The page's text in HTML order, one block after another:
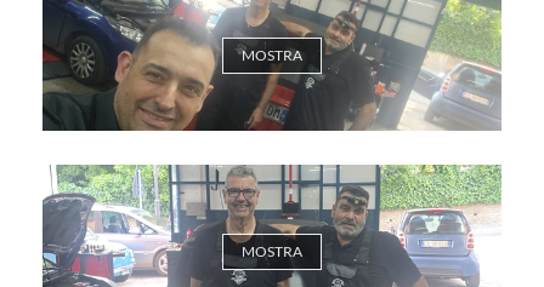
MOSTRA
MOSTRA